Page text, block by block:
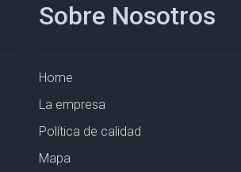
Sobre Nosotros
Home
La empresa
Política de calidad
Mapa